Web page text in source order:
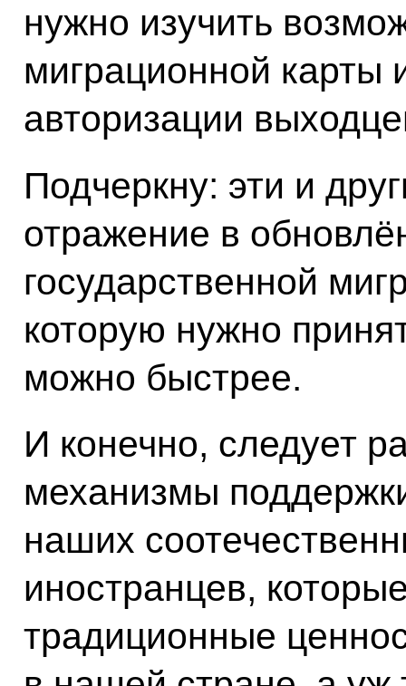
нужно изучить
миграционной карты
авторизации
Подчеркну: эти и
отражение в
государственной
которую нужно
можно быстрее.
И конечно, следует
механизмы
наших
иностранцев,
традиционные